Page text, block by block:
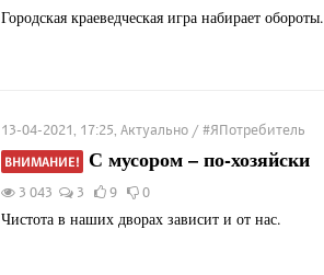
Городская краеведческая игра набирает обороты.
13-04-2021, 17:25, Актуально / #ЯПотребитель
ВНИМАНИЕ! С мусором – по-хозяйски
3 043 3 9 0
Чистота в наших дворах зависит и от нас.